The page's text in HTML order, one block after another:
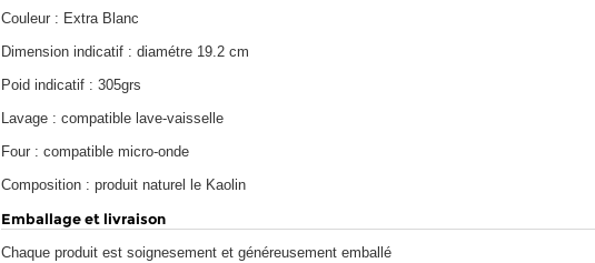
Couleur : Extra Blanc
Dimension indicatif : diamétre 19.2 cm
Poid indicatif : 305grs
Lavage : compatible lave-vaisselle
Four : compatible micro-onde
Composition : produit naturel le Kaolin
Emballage et livraison
Chaque produit est soignesement et généreusement emballé